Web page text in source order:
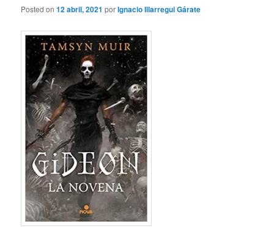
Posted on12 abril, 2021 porIgnacio Illarregui Gárate